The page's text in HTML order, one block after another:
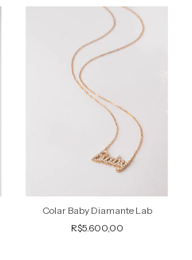
Colar Baby Diamante Lab
R$5.600,00